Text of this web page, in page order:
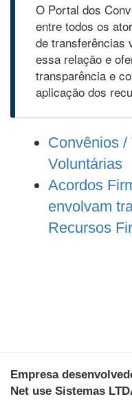
O Portal dos
entre todos os
de transferências
essa relação e
transparência e
aplicação dos
Convênios /
Voluntárias
Acordos
envolvam
Recursos
Empresa
Net use Sistemas